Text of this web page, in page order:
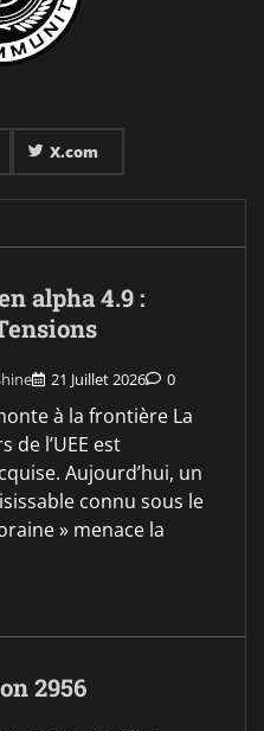
X.com
alpha 4.9 :
21 Juillet 2026 0
à la frontière La
de l’UEE est
Aujourd’hui, un
connu sous le
» menace la
2956